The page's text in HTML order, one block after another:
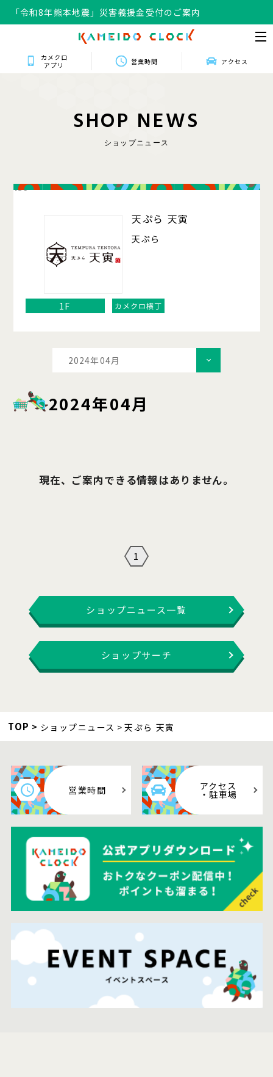
「令和8年熊本地震」災害義援金受付のご案内
「令和8年熊本地震」災害義援金受付のご案内
カメクロ
アプリ
営業時間 アクセス
SHOP NEWS
ショップニュース
139
天ぷら 天寅
天ぷら
1F カメクロ横丁
2024年04月
2024年04月
現在、ご案内できる情報はありません。
1
ショップニュース一覧
ショップサーチ
TOP ショップニュース 天ぷら 天寅
営業時間 アクセス
・駐車場